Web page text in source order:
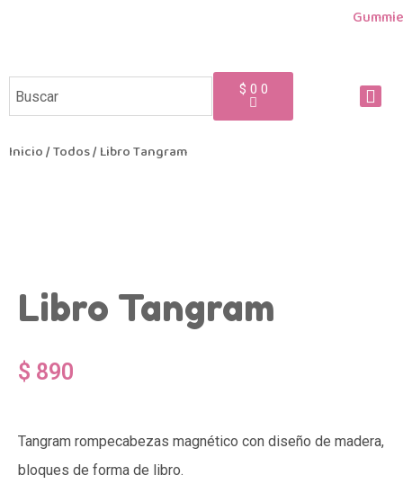
$ 0 0
Inicio/Todos/ Libro Tangram
Libro Tangram
$ 890
Tangram rompecabezas magnético con diseño de madera,
bloques de forma de libro.